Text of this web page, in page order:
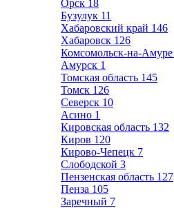
Орск 18
Бузулук 11
Хабаровский край 146
Хабаровск 126
Комсомольск-на-Амуре
Амурск 1
Томская область 145
Томск 126
Северск 10
Асино 1
Кировская область 132
Киров 120
Кирово-Чепецк 7
Слободской 3
Пензенская область 127
Пенза 105
Заречный 7